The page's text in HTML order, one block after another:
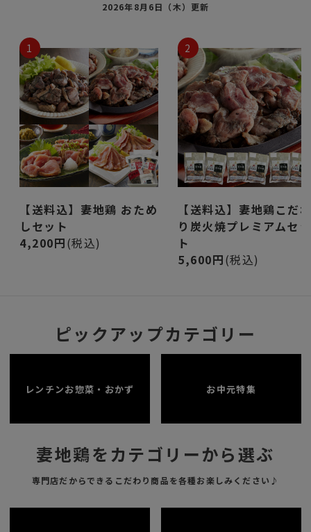
2026年8月6日（木）更新
1
【送料込】妻地鶏 おため
しセット
4,200円(税込)
2
【送料込】妻地鶏こだ
り炭火焼プレミアムセッ
ト
5,600円(税込)
ピックアップカテゴリー
レンチンお惣菜・おかず お中元特集
妻地鶏をカテゴリーから選ぶ
専門店だからできるこだわり商品を各種お楽しみください♪